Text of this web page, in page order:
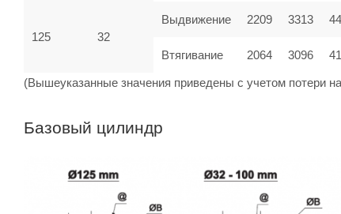
125 32
Выдвижение 2209 3313
Втягивание 2064 3096
(Вышеуказанные значения приведены с учетом потери
Базовый цилиндр